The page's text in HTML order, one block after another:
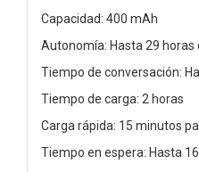
Capacidad: 400 mAh
Autonomía: Hasta 29 horas
Tiempo de conversación:
Tiempo de carga: 2 horas
Carga rápida: 15 minutos
Tiempo en espera: Hasta